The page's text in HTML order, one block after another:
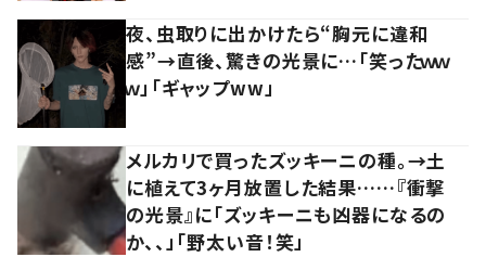
夜、虫取りに出かけたら“胸元に違和
感”→直後、驚きの光景に…「笑ったｗｗ
ｗ」「ギャップww」
メルカリで買ったズッキーニの種。→土
に植えて3ヶ月放置した結果……『衝撃
の光景』に「ズッキーニも凶器になるの
か、、」「野太い音！笑」